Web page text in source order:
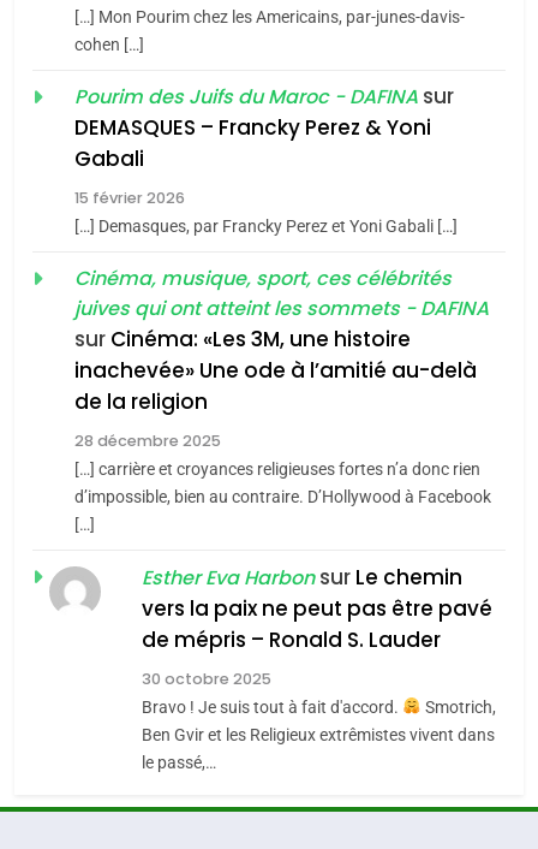
du terroir
Oeil ravageur – Vanessa
De Loya Stauber
«Tu dis génocide, je dis
guerre»: La nouvelle
chanson de Boy George
ISRAÉL JUDAISME
Accords d’Isaac:
l’alliance pourrait
s’étendre à 13 pays
d’Amérique latine
ISRAÉL JUDAISME
2025, l’année la plus
meurtrière selon le
[…] Mon Pourim chez les Americains, par-junes-davis-
cohen […]
Pourim des Juifs du Maroc - DAFINA sur
DEMASQUES – Francky Perez & Yoni
Gabali
15 février 2026
[…] Demasques, par Francky Perez et Yoni Gabali […]
Cinéma, musique, sport, ces célébrités
juives qui ont atteint les sommets - DAFINA
sur Cinéma: «Les 3M, une histoire
inachevée» Une ode à l’amitié au-delà
de la religion
28 décembre 2025
[…] carrière et croyances religieuses fortes n’a donc rien
d’impossible, bien au contraire. D’Hollywood à Facebook
[…]
Esther Eva Harbonsur Le chemin
vers la paix ne peut pas être pavé
de mépris – Ronald S. Lauder
30 octobre 2025
Bravo ! Je suis tout à fait d'accord.
Smotrich,
Ben Gvir et les Religieux extrêmistes vivent dans
le passé,…
meurtrière selon le rapport
l’antisémitisme
FIÈRE, DIGNE ET RÉSILIENTE :
POURQUOI JE REVENDIQUE
MA JUDAÏTE par Thérèse
Zrihen-Dvir
ISRAÉL
CE QUI NOUS MANQUE –
JUDAISME
Maroc : Les amandes de
Tafraout, le miel de Tadla
Azilal consacrés produits
du terroir
DAFINA MAROC
Oeil ravageur – Vanessa De